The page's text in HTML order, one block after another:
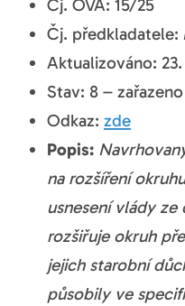
Čj. OVA: 15/25
Čj. předkladatele:
Aktualizováno: 23.
Stav: 8 –
Odkaz: zde
Popis:
na rozšíření
usnesení vlády ze
rozšiřuje okruh
jejich starobní
působily ve